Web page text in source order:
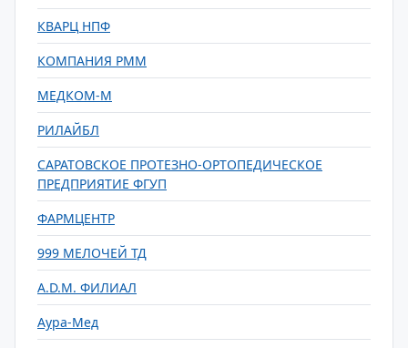
КВАРЦ НПФ
КОМПАНИЯ РММ
МЕДКОМ-М
РИЛАЙБЛ
САРАТОВСКОЕ ПРОТЕЗНО-ОРТОПЕДИЧЕСКОЕ
ПРЕДПРИЯТИЕ ФГУП
ФАРМЦЕНТР
999 МЕЛОЧЕЙ ТД
A.D.М. ФИЛИАЛ
Аура-Мед